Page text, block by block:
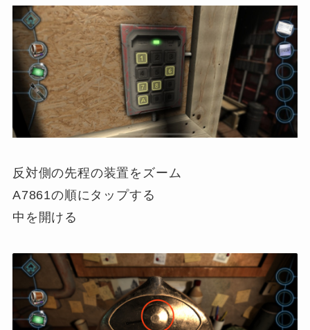
反対側の先程の装置をズーム
A7861の順にタップする
中を開ける